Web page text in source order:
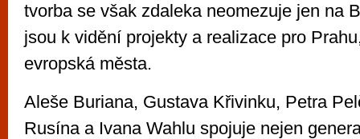
tvorba se však zdaleka neomezuje jen na
jsou k vidění projekty a realizace pro
evropská města.
Aleše Buriana, Gustava Křivinku, Petra
Rusína a Ivana Wahlu spojuje nejen